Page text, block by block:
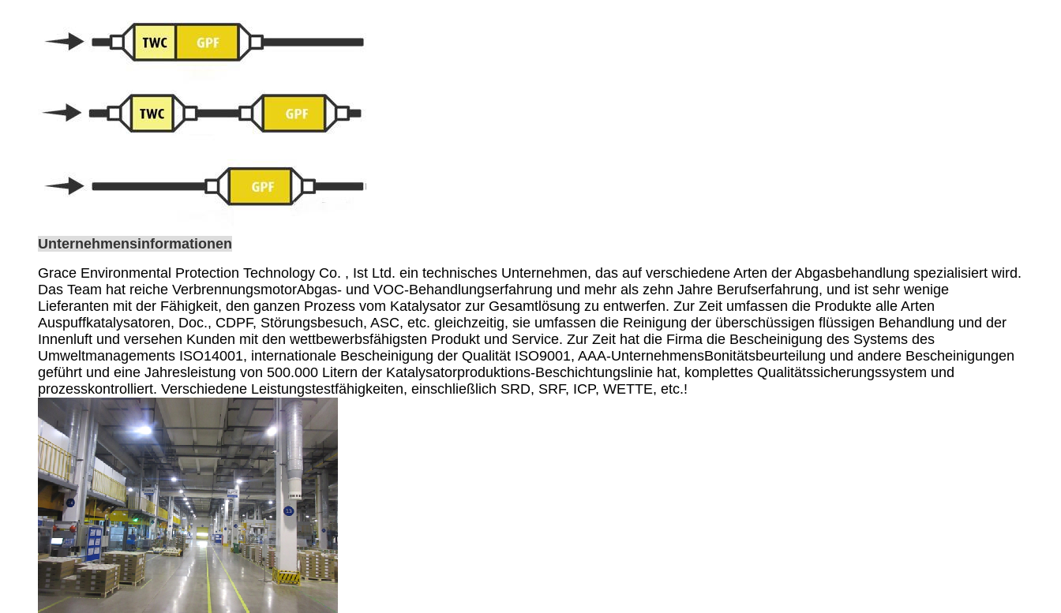
Unternehmensinformationen
Grace Environmental Protection Technology Co. , Ist Ltd. ein technisches Unternehmen, das auf verschiedene Arten der Abgasbehandlung spezialisiert wird.
Das Team hat reiche VerbrennungsmotorAbgas- und VOC-Behandlungserfahrung und mehr als zehn Jahre Berufserfahrung, und ist sehr wenige
Lieferanten mit der Fähigkeit, den ganzen Prozess vom Katalysator zur Gesamtlösung zu entwerfen. Zur Zeit umfassen die Produkte alle Arten
Auspuffkatalysatoren, Doc., CDPF, Störungsbesuch, ASC, etc. gleichzeitig, sie umfassen die Reinigung der überschüssigen flüssigen Behandlung und der
Innenluft und versehen Kunden mit den wettbewerbsfähigsten Produkt und Service. Zur Zeit hat die Firma die Bescheinigung des Systems des
Umweltmanagements ISO14001, internationale Bescheinigung der Qualität ISO9001, AAA-UnternehmensBonitätsbeurteilung und andere Bescheinigungen
geführt und eine Jahresleistung von 500.000 Litern der Katalysatorproduktions-Beschichtungslinie hat, komplettes Qualitätssicherungssystem und
prozesskontrolliert. Verschiedene Leistungstestfähigkeiten, einschließlich SRD, SRF, ICP, WETTE, etc.!